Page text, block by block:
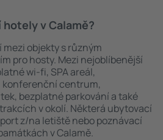
v Calamě?
mezi objekty s různým
pro hosty. Mezi nejoblíbenější
wi-fi, SPA areál,
konferenční centrum,
bezplatné parkování a také
v okolí. Některá ubytovací
z/na letiště nebo poznávací
v Calamě.